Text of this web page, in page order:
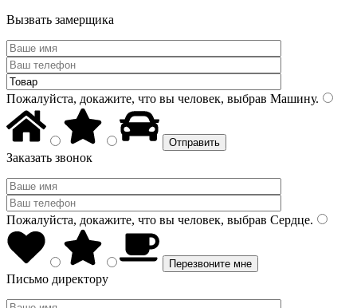
Вызвать замерщика
Пожалуйста, докажите, что вы человек, выбрав Машину.
Заказать звонок
Пожалуйста, докажите, что вы человек, выбрав Сердце.
Письмо директору